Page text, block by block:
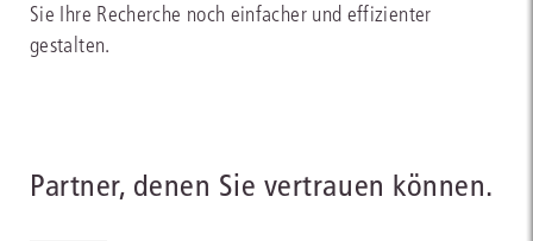
Sie Ihre Recherche noch einfacher und effizienter
gestalten.
Partner, denen Sie vertrauen können.